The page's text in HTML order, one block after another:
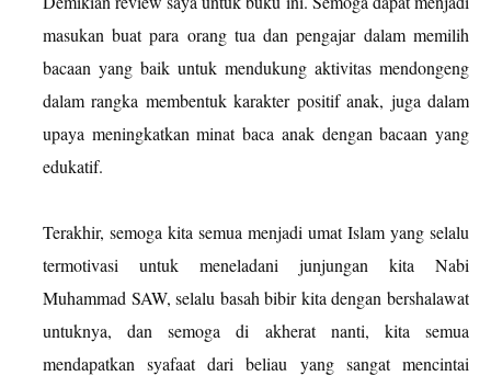
masukan buat para orang tua dan pengajar dalam memilih
bacaan yang baik untuk mendukung aktivitas mendongeng
dalam rangka membentuk karakter positif anak, juga dalam
upaya meningkatkan minat baca anak dengan bacaan yang
edukatif.
Terakhir, semoga kita semua menjadi umat Islam yang selalu
termotivasi untuk meneladani junjungan kita Nabi
Muhammad SAW, selalu basah bibir kita dengan bershalawat
untuknya, dan semoga di akherat nanti, kita semua
mendapatkan syafaat dari beliau yang sangat mencintai